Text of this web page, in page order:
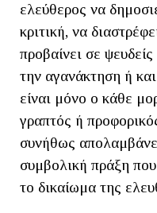
ελεύθερος να
κριτική, να
προβαίνει σε
την αγανάκτηση ή
είναι μόνο ο κάθε
γραπτός ή
συνήθως
συμβολική πράξη που
το δικαίωμα της